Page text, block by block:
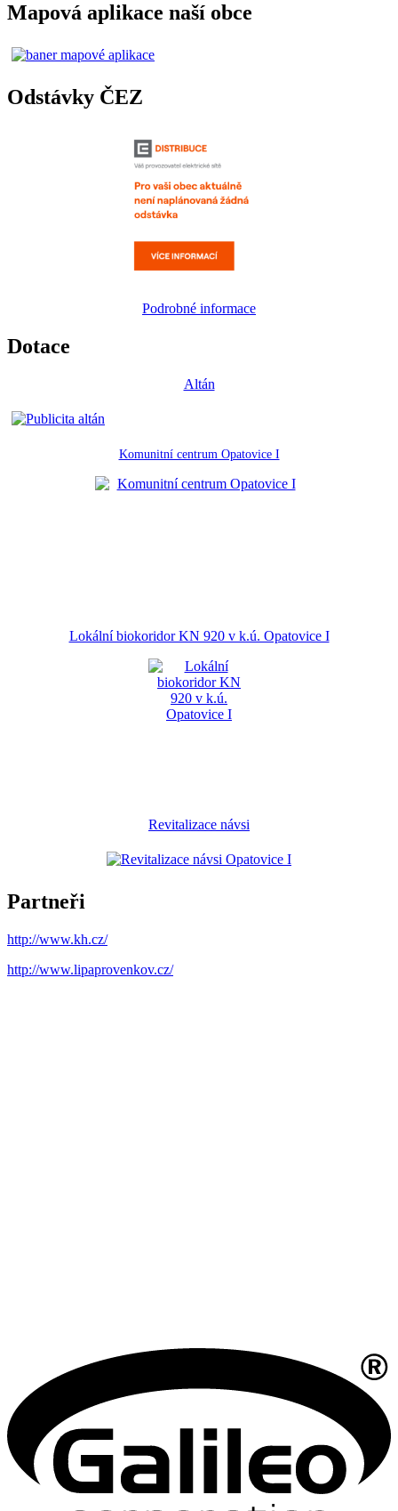
Mapová aplikace naší obce
Odstávky ČEZ
Podrobné informace
Dotace
Altán
Komunitní centrum Opatovice I
Lokální biokoridor KN 920 v k.ú. Opatovice I
Revitalizace návsi
Partneři
http://www.kh.cz/
http://www.lipaprovenkov.cz/